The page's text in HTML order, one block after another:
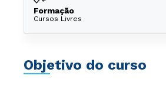
Formação
Cursos Livres
Objetivo do curso